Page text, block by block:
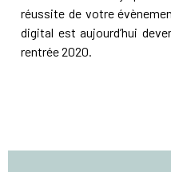
réussite de votre
digital est aujourd’hui
rentrée 2020.